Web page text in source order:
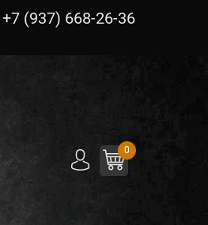
+7 (937) 668-26-36
0